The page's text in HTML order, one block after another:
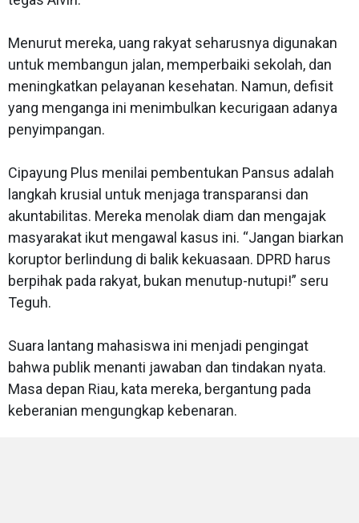
Menurut mereka, uang rakyat seharusnya digunakan
untuk membangun jalan, memperbaiki sekolah, dan
meningkatkan pelayanan kesehatan. Namun, defisit
yang menganga ini menimbulkan kecurigaan adanya
penyimpangan.
Cipayung Plus menilai pembentukan Pansus adalah
langkah krusial untuk menjaga transparansi dan
akuntabilitas. Mereka menolak diam dan mengajak
masyarakat ikut mengawal kasus ini. “Jangan biarkan
koruptor berlindung di balik kekuasaan. DPRD harus
berpihak pada rakyat, bukan menutup-nutupi!” seru
Teguh.
Suara lantang mahasiswa ini menjadi pengingat
bahwa publik menanti jawaban dan tindakan nyata.
Masa depan Riau, kata mereka, bergantung pada
keberanian mengungkap kebenaran.